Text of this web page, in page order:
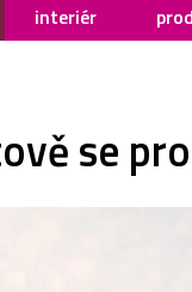
interiér
se